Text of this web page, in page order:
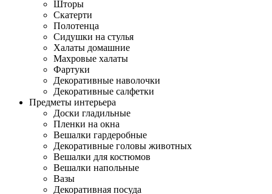
Шторы
Скатерти
Полотенца
Сидушки на стулья
Халаты домашние
Махровые халаты
Фартуки
Декоративные наволочки
Декоративные салфетки
Предметы интерьера
Доски гладильные
Пленки на окна
Вешалки гардеробные
Декоративные головы животных
Вешалки для костюмов
Вешалки напольные
Вазы
Декоративная посуда